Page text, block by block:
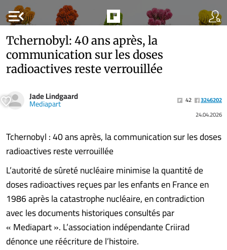
menu_open
Tchernobyl: 40 ans après, la
communication sur les doses
radioactives reste verrouillée
Jade Lindgaard
Mediapart 42
3246202
24.04.2026
Tchernobyl : 40 ans après, la communication sur les doses
radioactives reste verrouillée
L’autorité de sûreté nucléaire minimise la quantité de
doses radioactives reçues par les enfants en France en
1986 après la catastrophe nucléaire, en contradiction
avec les documents historiques consultés par
« Mediapart ». L’association indépendante Criirad
dénonce une réécriture de l’histoire.